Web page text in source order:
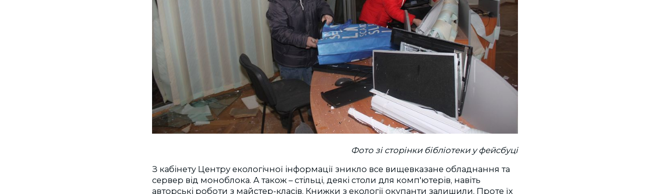
Фото зі сторінки бібліотеки у фейсбуці
З кабінету Центру екологічної інформації зникло все вищевказане обладнання та
сервер від моноблока. А також – стільці, деякі столи для комп'ютерів, навіть
авторські роботи з майстер-класів. Книжки з екології окупанти залишили. Проте їх